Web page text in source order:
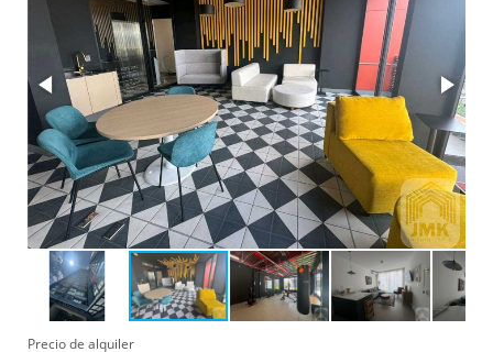
Precio de alquiler